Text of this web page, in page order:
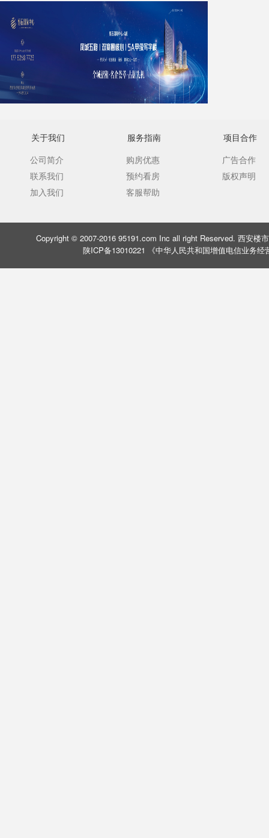
关于我们
公司简介
联系我们
加入我们
服务指南
购房优惠
预约看房
客服帮助
项目合作
广告合作
版权声明
Copyright © 2007-2016 95191.com Inc all right Reserved. 西安楼
陕ICP备13010221 《中华人民共和国增值电信业务经